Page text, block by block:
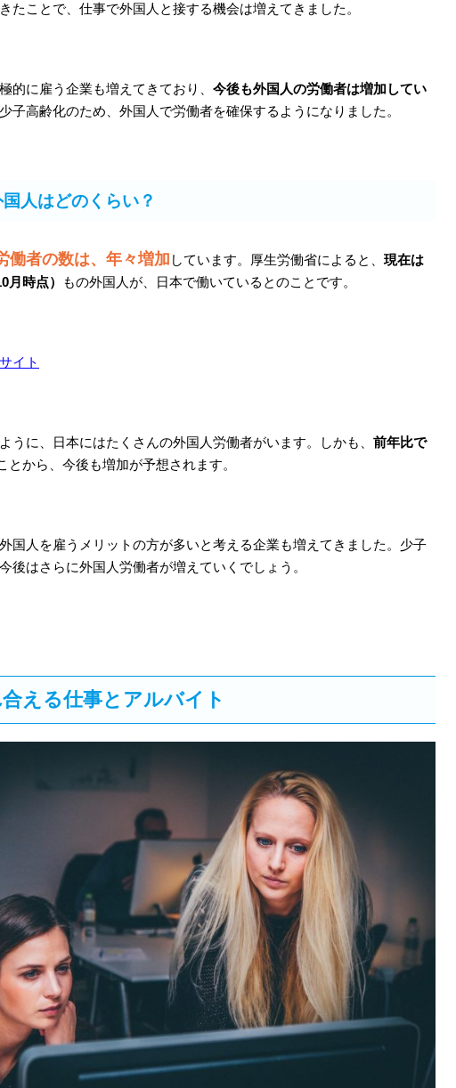
たことで、仕事で外国人と接する機会は増えてきました。
的に雇う企業も増えてきており、 今後も外国人の労働者は増加してい
子高齢化のため、外国人で労働者を確保するようになりました。
人はどのくらい？
働者の数は、年々増加 しています。厚生労働省によると、 現在は
月時点）
もの外国人が、日本で働いているとのことです。
イト
うに、日本にはたくさんの外国人労働者がいます。しかも、 前年比で
とから、今後も増加が予想されます。
国人を雇うメリットの方が多いと考える企業も増えてきました。少子
後はさらに外国人労働者が増えていくでしょう。
える仕事とアルバイト